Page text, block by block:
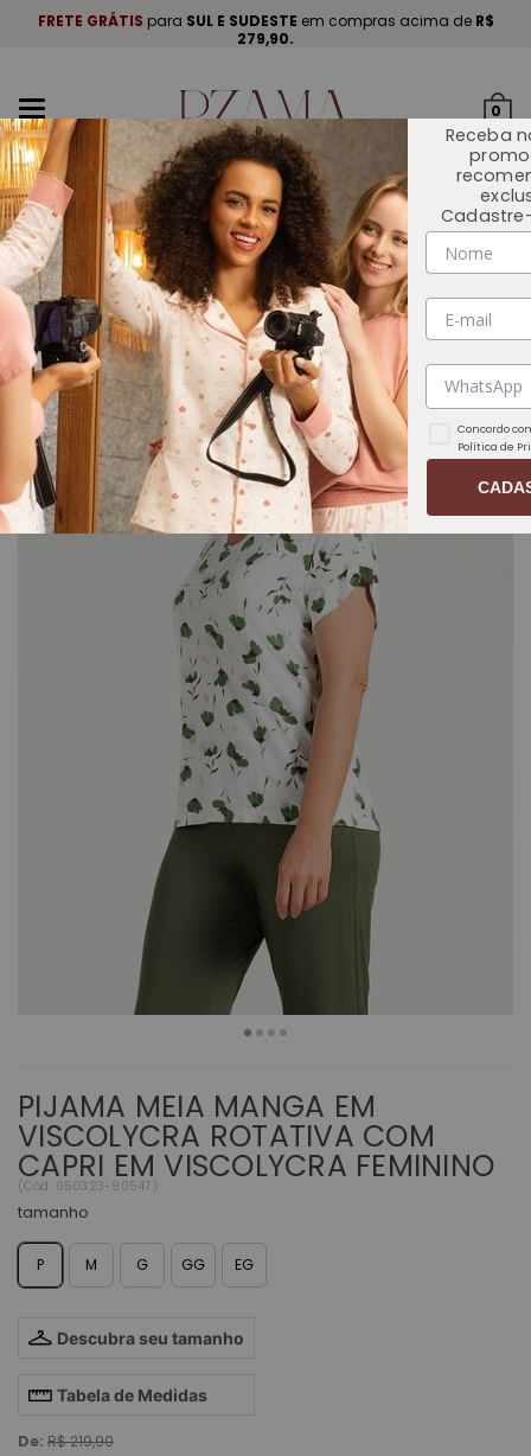
FRETE GRÁTIS para SUL E SUDESTE em compras acima de R$
279,90.
navegação
0
INÍCIO OUTLET 🏷️
PIJAMA MEIA MANGA EM
VISCOLYCRA ROTATIVA COM
CAPRI EM VISCOLYCRA FEMININO
(Cód. 050323-90547 )
tamanho
P M G GG EG
Descubra seu tamanho
Tabela de Medidas
De: R$ 219,90
Receba
Concordo
Política de